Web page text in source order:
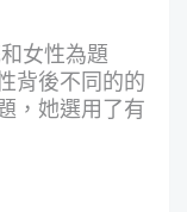
女性為題
背後不同的的
，她選用了有